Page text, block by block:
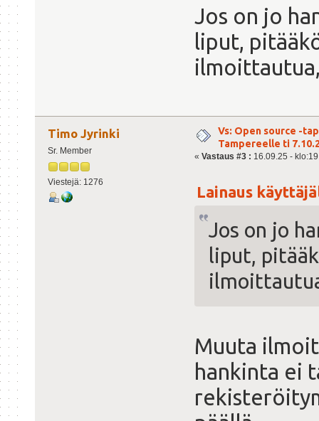
Jos on jo
liput,
Timo Jyrinki
Sr. Member
Viestejä: 1276
Vs: Open source -
Tampereelle ti
« Vastaus #3 : 16.09.25 -
Lainaus
Jos on jo
liput,
Muuta
hankinta ei